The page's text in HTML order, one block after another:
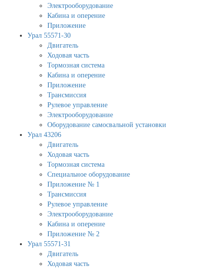
Электрооборудование
Кабина и оперение
Приложение
Урал 55571-30
Двигатель
Ходовая часть
Тормозная система
Кабина и оперение
Приложение
Трансмиссия
Рулевое управление
Электрооборудование
Оборудование самосвальной установки
Урал 43206
Двигатель
Ходовая часть
Тормозная система
Специальное оборудование
Приложение № 1
Трансмиссия
Рулевое управление
Электрооборудование
Кабина и оперение
Приложение № 2
Урал 55571-31
Двигатель
Ходовая часть